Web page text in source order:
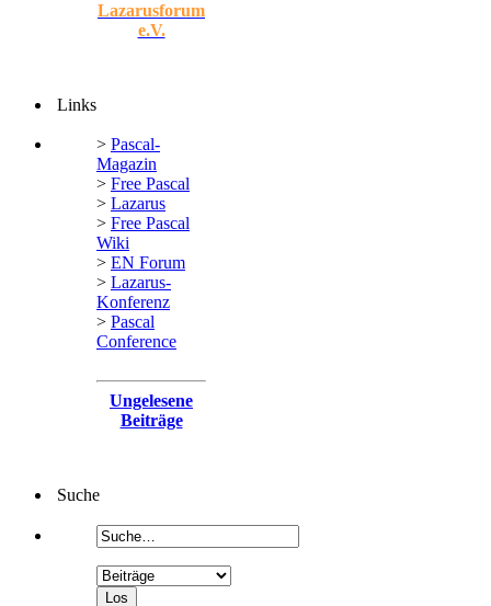
Lazarusforum
e.V.
Links
> Pascal-
Magazin
> Free Pascal
> Lazarus
> Free Pascal
Wiki
> EN Forum
> Lazarus-
Konferenz
> Pascal
Conference
Ungelesene
Beiträge
Suche